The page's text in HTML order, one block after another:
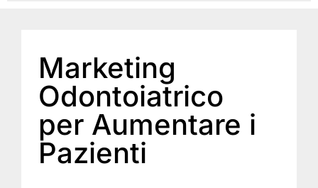
Marketing
Odontoiatrico
per Aumentare i
Pazienti